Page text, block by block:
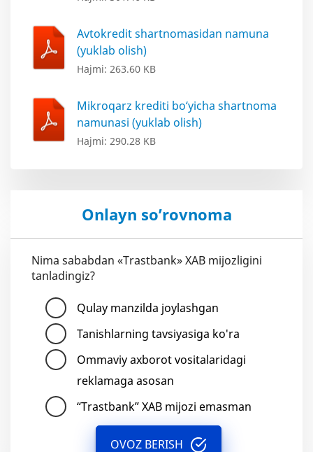
Avtokredit shartnomasidan namuna
(yuklab olish)
Hajmi: 263.60 KB
Mikroqarz krediti bo‘yicha shartnoma
namunasi (yuklab olish)
Hajmi: 290.28 KB
Onlayn so’rovnoma
Nima sababdan «Trastbank» XAB mijozligini
tanladingiz?
Qulay manzilda joylashgan
Tanishlarning tavsiyasiga ko'ra
Ommaviy axborot vositalaridagi
reklamaga asosan
“Trastbank” XAB mijozi emasman
OVOZ BERISH